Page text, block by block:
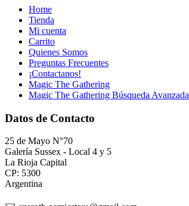
Home
Tienda
Mi cuenta
Carrito
Quienes Somos
Preguntas Frecuentes
¡Contactanos!
Magic The Gathering
Magic The Gathering Búsqueda Avanzada
Datos de Contacto
25 de Mayo N°70
Galería Sussex - Local 4 y 5
La Rioja Capital
CP: 5300
Argentina